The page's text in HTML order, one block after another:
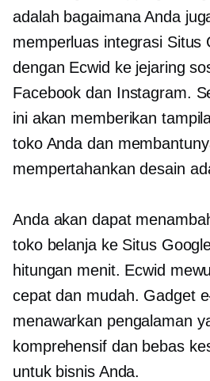
adalah bagaimana Anda
memperluas integrasi Situs
dengan Ecwid ke jejaring
Facebook dan Instagram.
ini akan memberikan
toko Anda dan
mempertahankan desain
Anda akan dapat
toko belanja ke Situs
hitungan menit. Ecwid
cepat dan mudah. Gadget
menawarkan pengalaman
komprehensif dan bebas
untuk bisnis Anda.